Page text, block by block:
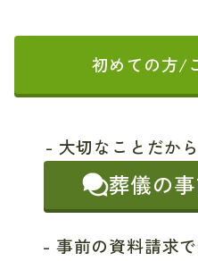
初めての方/
- 大切なことだか
葬儀の
- 事前の資料請求